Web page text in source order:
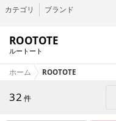
カテゴリ ブランド
ROOTOTE
ルートート
ホーム ROOTOTE
32 件